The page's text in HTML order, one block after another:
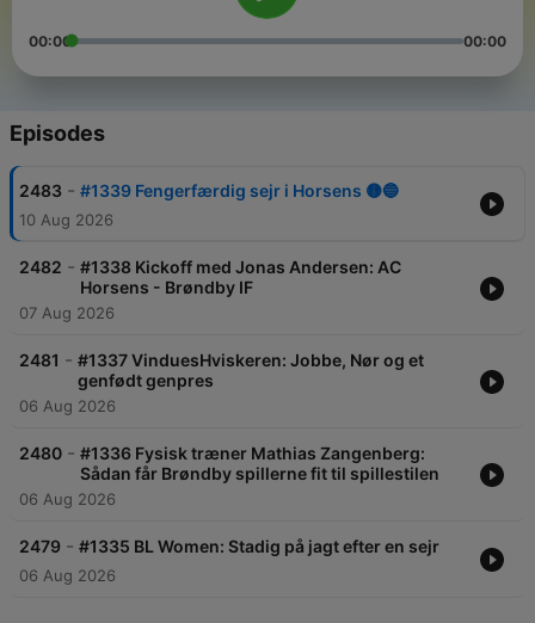
00:00 00:00
Episodes
2483 - #1339 Fengerfærdig sejr i Horsens 🟡🔵
10 Aug 2026
2482 - #1338 Kickoff med Jonas Andersen: AC
Horsens - Brøndby IF
07 Aug 2026
2481 - #1337 VinduesHviskeren: Jobbe, Nør og et
genfødt genpres
06 Aug 2026
2480 - #1336 Fysisk træner Mathias Zangenberg:
Sådan får Brøndby spillerne fit til spillestilen
06 Aug 2026
2479 - #1335 BL Women: Stadig på jagt efter en sejr
06 Aug 2026